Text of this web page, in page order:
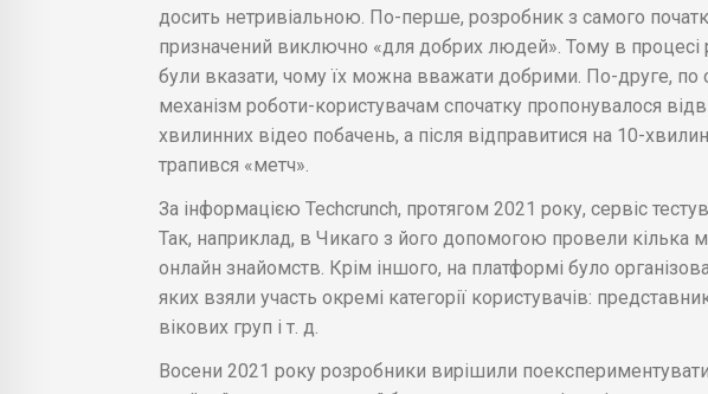
досить нетривіальною. По-перше, розробник з самого
призначений виключно «для добрих людей». Тому в процесі
були вказати, чому їх можна вважати добрими. По-друге, по
механізм роботи-користувачам спочатку пропонувалося
хвилинних відео побачень, а після відправитися на 10-
трапився «метч».
За інформацією Techcrunch, протягом 2021 року, сервіс
Так, наприклад, в Чикаго з його допомогою провели кілька
онлайн знайомств. Крім іншого, на платформі було
яких взяли участь окремі категорії користувачів:
вікових груп і т. д.
Восени 2021 року розробники вирішили